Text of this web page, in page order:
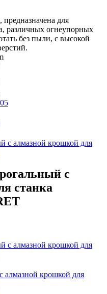
для
различных огнеупорных
без пыли, с высокой
с
станка
алмазной крошкой для